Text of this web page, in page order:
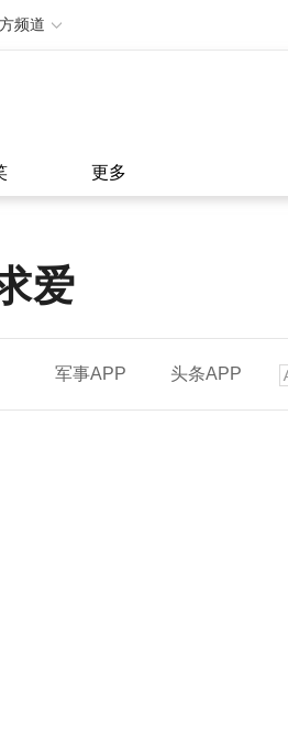
频道
更多
爱
军事APP 头条APP